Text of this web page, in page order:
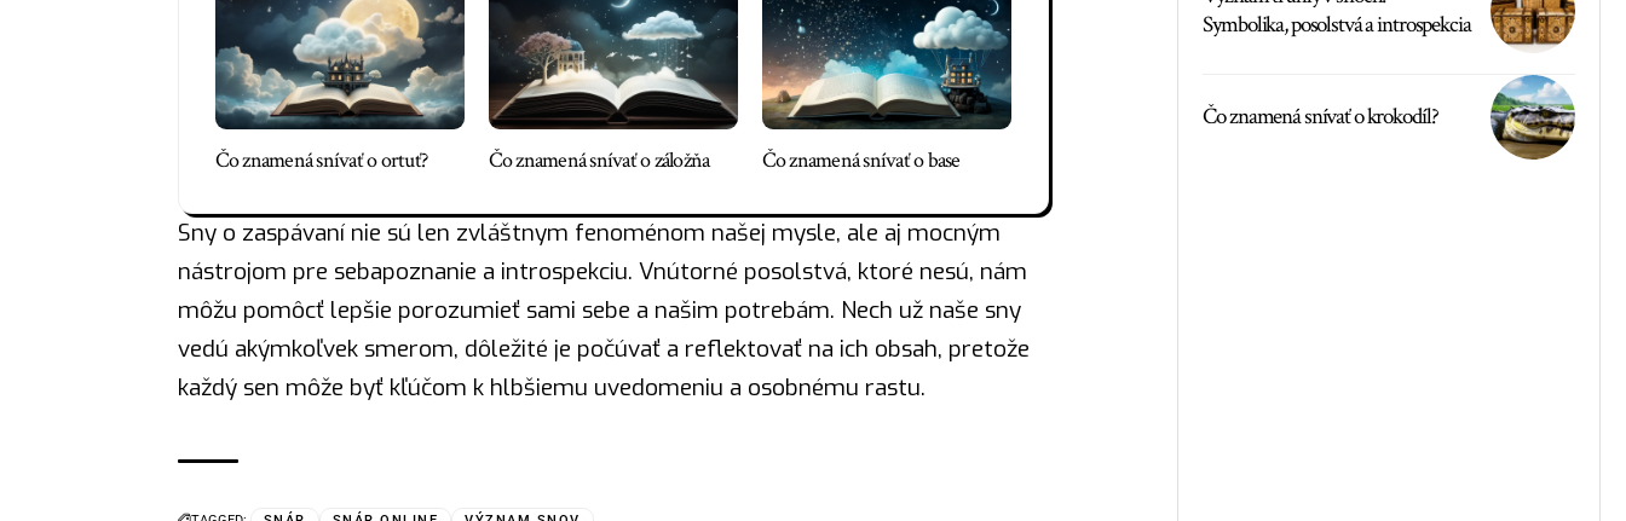
Čo znamená snívať o ortuť? Čo znamená snívať o záložňa Čo znamená snívať o base
Sny o zaspávaní nie sú len zvláštnym fenoménom našej mysle, ale aj mocným
nástrojom pre sebapoznanie a introspekciu. Vnútorné posolstvá, ktoré nesú, nám
môžu pomôcť lepšie porozumieť sami sebe a našim potrebám. Nech už naše sny
vedú akýmkoľvek smerom, dôležité je počúvaťa reflektovať na ich obsah, pretože
každý sen môže byť kľúčom k hlbšiemu uvedomeniu a osobnému rastu.
Symbolika, posolstvá a introspekcia
Čo znamená snívať o krokodíl?